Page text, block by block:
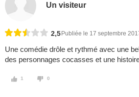
Un visiteur
2,5 Publiée le 17 septembre
Une comédie drôle et rythmé avec une
des personnages cocasses et une
1 0